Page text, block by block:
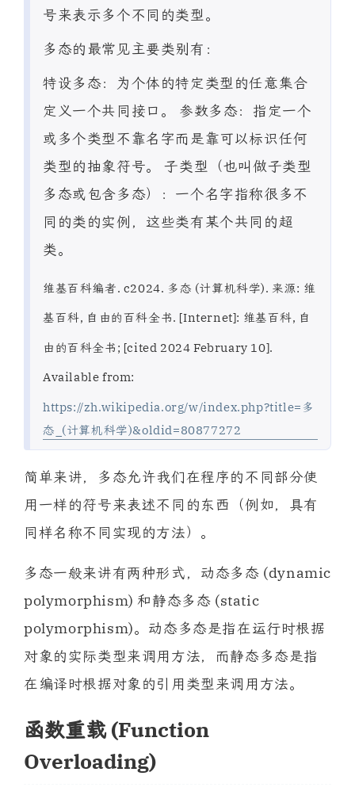
号来表示多个不同的类型。
多态的最常见主要类别有：
特设多态：为个体的特定类型的任意集合
定义一个共同接口。 参数多态：指定一个
或多个类型不靠名字而是靠可以标识任何
类型的抽象符号。 子类型（也叫做子类型
多态或包含多态）：一个名字指称很多不
同的类的实例，这些类有某个共同的超
类。
维基百科编者. c2024. 多态 (计算机科学). 来源: 维
基百科, 自由的百科全书. [Internet]: 维基百科, 自
由的百科全书; [cited 2024 February 10].
Available from:
https://zh.wikipedia.org/w/index.php?title=多
态_(计算机科学)&oldid=80877272
简单来讲，多态允许我们在程序的不同部分使
用一样的符号来表述不同的东西（例如，具有
同样名称不同实现的方法）。
多态一般来讲有两种形式，动态多态 (dynamic
polymorphism) 和静态多态 (static
polymorphism)。动态多态是指在运行时根据
对象的实际类型来调用方法，而静态多态是指
在编译时根据对象的引用类型来调用方法。
函数重载 (Function
Overloading)